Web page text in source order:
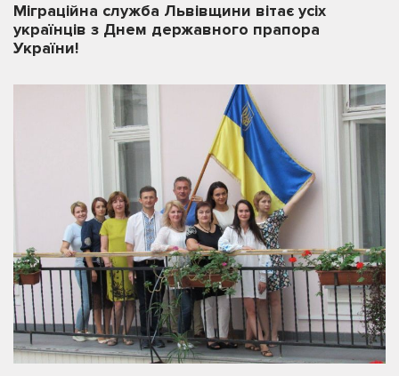
Міграційна служба Львівщини вітає усіх
українців з Днем державного прапора
України!